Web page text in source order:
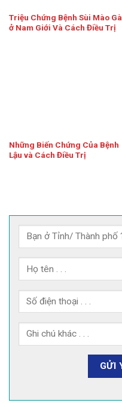
Triệu Chứng Bệnh Sùi Mào Gà
ở Nam Giới Và Cách Điều Trị
Những Biến Chứng Của Bệnh
Lậu và Cách Điều Trị